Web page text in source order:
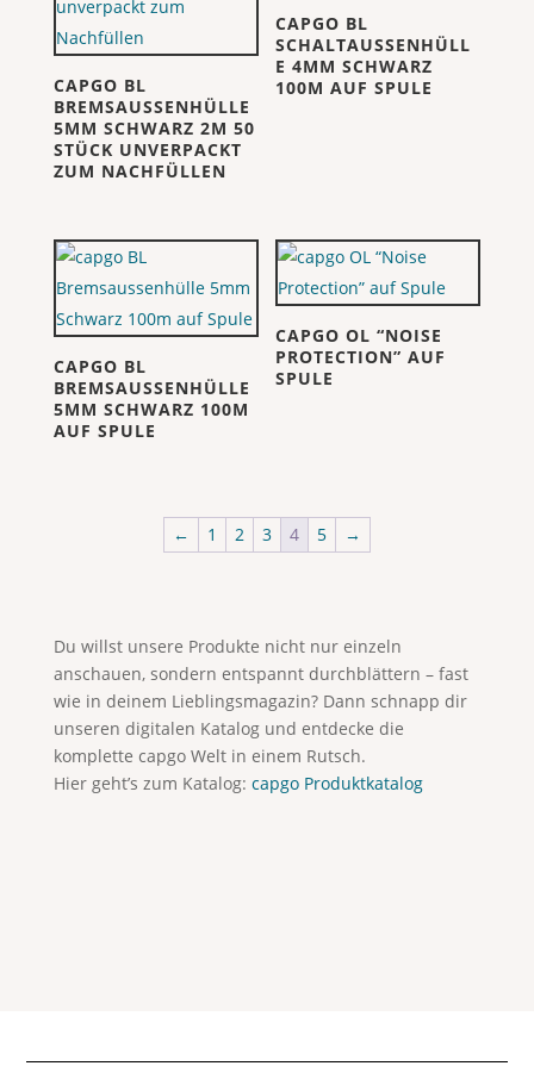
CAPGO BL
BREMSAUSSENHÜLLE
5MM SCHWARZ 2M 50
STÜCK UNVERPACKT
ZUM NACHFÜLLEN
CAPGO BL
SCHALTAUSSENHÜLL
E 4MM SCHWARZ
100M AUF SPULE
CAPGO BL
BREMSAUSSENHÜLLE
5MM SCHWARZ 100M
AUF SPULE
CAPGO OL “NOISE
PROTECTION” AUF
SPULE
← 1 2 3 4 5 →
Du willst unsere Produkte nicht nur einzeln
anschauen, sondern entspannt durchblättern – fast
wie in deinem Lieblingsmagazin? Dann schnapp dir
unseren digitalen Katalog und entdecke die
komplette capgo Welt in einem Rutsch.
Hier geht’s zum Katalog: capgo Produktkatalog